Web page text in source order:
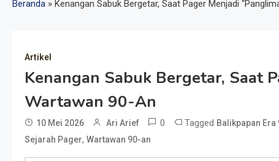
Beranda » Kenangan Sabuk Bergetar, Saat Pager Menjadi
Artikel
Kenangan Sabuk Bergetar, Saat
Wartawan 90-An
10 Mei 2026 Ari Arief 0 Tagged Balikpapan Era
Sejarah Pager, Wartawan 90-an